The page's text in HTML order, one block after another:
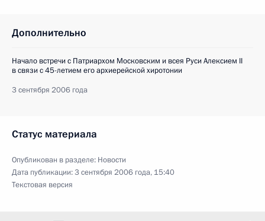
Дополнительно
Начало встречи с Патриархом Московским и всея Руси Алексием II
в связи с 45-летием его архиерейской хиротонии
3 сентября 2006 года
Статус материала
Опубликован в разделе: Новости
Дата публикации:3 сентября 2006 года, 15:40
Текстовая версия